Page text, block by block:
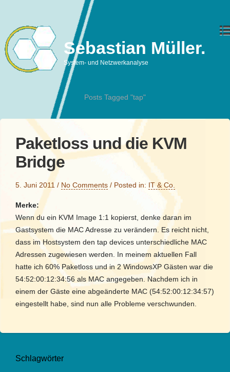
Sebastian Müller.
System- und Netzwerkanalyse
Posts Tagged "tap"
Paketloss und die KVM
Bridge
5. Juni 2011 / No Comments / Posted in: IT & Co.
Merke:
Wenn du ein KVM Image 1:1 kopierst, denke daran im
Gastsystem die MAC Adresse zu verändern. Es reicht nicht,
dass im Hostsystem den tap devices unterschiedliche MAC
Adressen zugewiesen werden. In meinem aktuellen Fall
hatte ich 60% Paketloss und in 2 WindowsXP Gästen war die
54:52:00:12:34:56 als MAC angegeben. Nachdem ich in
einem der Gäste eine abgeänderte MAC (54:52:00:12:34:57)
eingestellt habe, sind nun alle Probleme verschwunden.
Schlagwörter